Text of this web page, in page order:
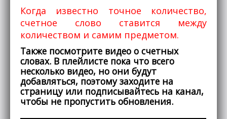
Когда известно точное количество,
счетное слово ставится между
количеством и самим предметом.
Также посмотрите видео о счетных
словах. В плейлисте пока что всего
несколько видео, но они будут
добавляться, поэтому заходите на
страницу или подписывайтесь на канал,
чтобы не пропустить обновления.